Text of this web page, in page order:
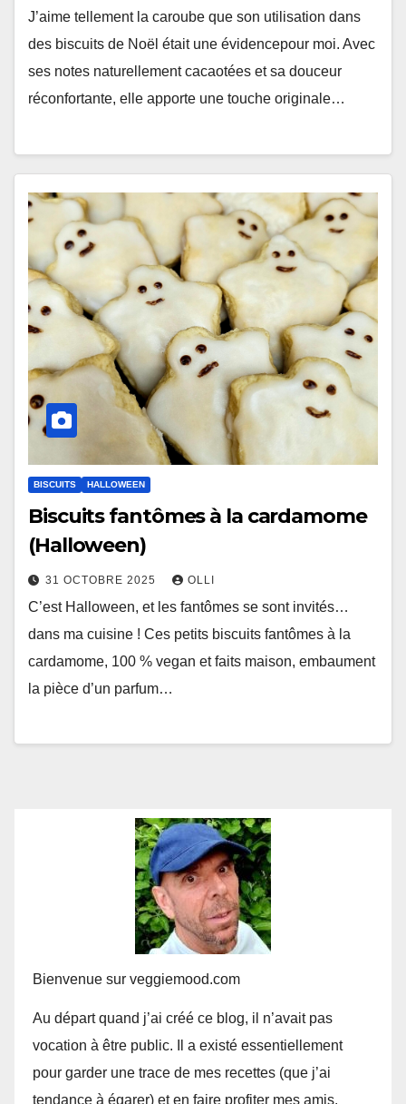
J’aime tellement la caroube que son utilisation dans
des biscuits de Noël était une évidencepour moi. Avec
ses notes naturellement cacaotées et sa douceur
réconfortante, elle apporte une touche originale…
BISCUITS HALLOWEEN
Biscuits fantômes à la cardamome
(Halloween)
31 OCTOBRE 2025 OLLI
C’est Halloween, et les fantômes se sont invités…
dans ma cuisine ! Ces petits biscuits fantômes à la
cardamome, 100 % vegan et faits maison, embaument
la pièce d’un parfum…
Bienvenue sur veggiemood.com
Au départ quand j’ai créé ce blog, il n’avait pas
vocation à être public. Il a existé essentiellement
pour garder une trace de mes recettes (que j’ai
tendance à égarer) et en faire profiter mes amis.